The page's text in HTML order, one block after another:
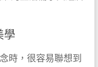
學
時，很容易聯想到